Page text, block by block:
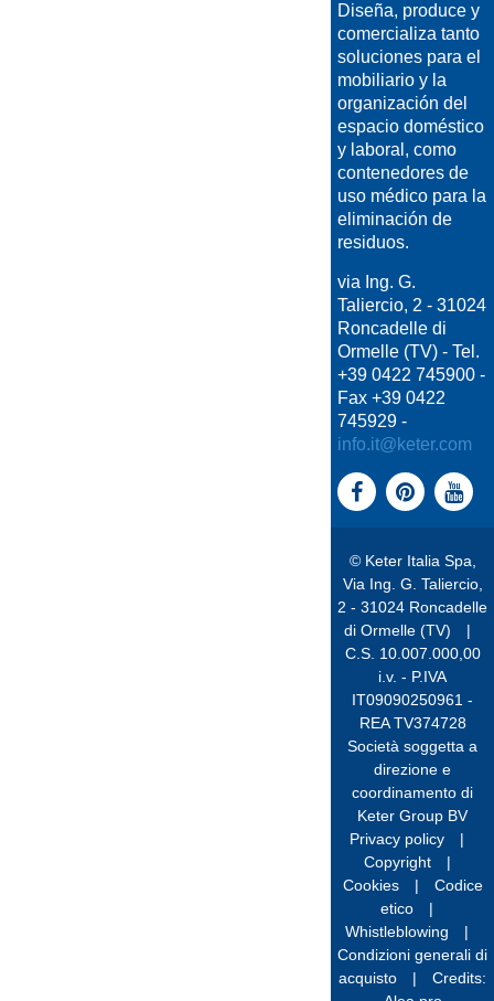
Diseña, produce y
comercializa tanto
soluciones para el
mobiliario y la
organización del
espacio doméstico
y laboral, como
contenedores de
uso médico para la
eliminación de
residuos.
via Ing. G.
Taliercio, 2 - 31024
Roncadelle di
Ormelle (TV) - Tel.
+39 0422 745900 -
Fax +39 0422
745929 -
info.it@keter.com
© Keter Italia Spa,
Via Ing. G. Taliercio,
2 - 31024 Roncadelle
di Ormelle (TV)
|
C.S. 10.007.000,00
i.v. - P.IVA
IT09090250961 -
REA TV374728
Società soggetta a
direzione e
coordinamento di
Keter Group BV
Privacy policy
|
Copyright
|
Cookies
|
Codice
etico
|
Whistleblowing
|
Condizioni generali di
acquisto
|
Credits: